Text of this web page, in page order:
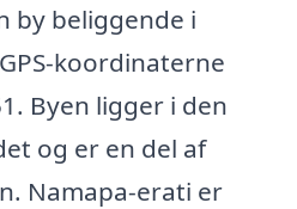
by beliggende i
koordinaterne
Byen ligger i den
og er en del af
Namapa-erati er